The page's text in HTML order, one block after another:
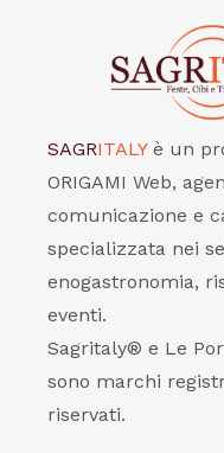
SAGRITALY è un
ORIGAMI Web,
comunicazione e
specializzata nei
enogastronomia,
eventi.
Sagritaly® e Le
sono marchi
riservati.